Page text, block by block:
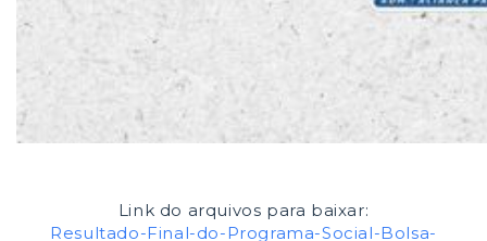
Link do arquivos para baixar:
Resultado-Final-do-Programa-Social-Bolsa-